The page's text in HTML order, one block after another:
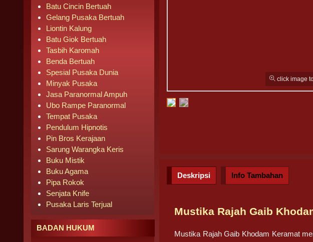
click image
Deskripsi Info Tambahan
Mustika Rajah Gaib
Mustika Rajah Gaib Khodam Keramat
Batu Cincin Bertuah
Gelang Pusaka Bertuah
Liontin Kalung
Batu Giok Bertuah
Tasbih Karomah
Benda Bertuah
Spesial Pusaka Dunia
Minyak Pusaka
Jasa Paranormal Ampuh
Ubo Rampe Paranormal
Tempat Pusaka
Pendulum Hipnotis
Pin Bros Kerajaan
Sarung Warangka Keris
Buku Mistik
Buku Agama
Pipa Rokok
Senjata Knife
Pusaka Laris Terjual
BADAN HUKUM